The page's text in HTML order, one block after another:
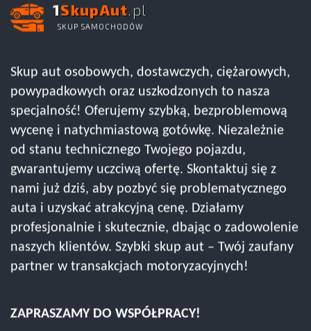
1SkupAut.pl
SKUP SAMOCHODÓW
Skup aut osobowych, dostawczych, ciężarowych,
powypadkowych oraz uszkodzonych to nasza
specjalność! Oferujemy szybką, bezproblemową
wycenę i natychmiastową gotówkę. Niezależnie
od stanu technicznego Twojego pojazdu,
gwarantujemy uczciwą ofertę. Skontaktuj się z
nami już dziś, aby pozbyć się problematycznego
auta i uzyskać atrakcyjną cenę. Działamy
profesjonalnie i skutecznie, dbając o zadowolenie
naszych klientów. Szybki skup aut – Twój zaufany
partner w transakcjach motoryzacyjnych!
ZAPRASZAMY DO WSPÓŁPRACY!